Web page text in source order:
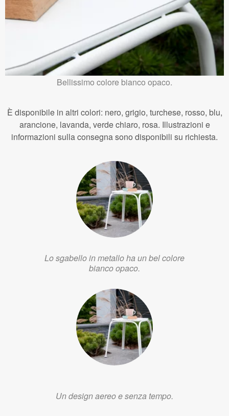
Bellissimo colore bianco opaco.
È disponibile in altri colori: nero, grigio, turchese, rosso, blu,
arancione, lavanda, verde chiaro, rosa. Illustrazioni e
informazioni sulla consegna sono disponibili su richiesta.
Lo sgabello in metallo ha un bel colore
bianco opaco.
Un design aereo e senza tempo.